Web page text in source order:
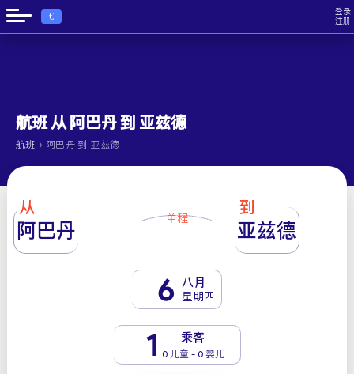
€
登录
注册
航班 从 阿巴丹 到 亚兹德
航班 › 阿巴丹 到 亚兹德
从
阿巴丹 单程
到
亚兹德
6 八月
星期四
1 乘客
0 儿童 - 0 婴儿